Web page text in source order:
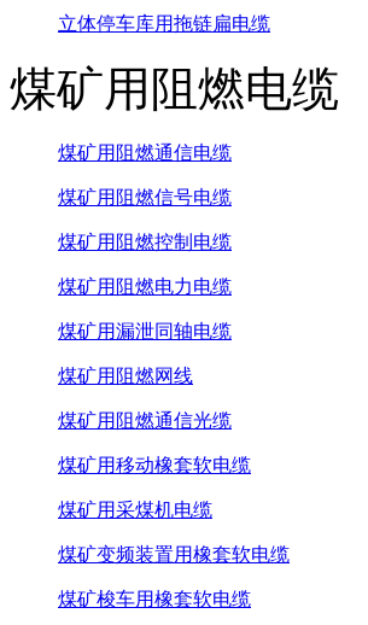
立体停车库用拖链扁电缆
煤矿用阻燃电缆
煤矿用阻燃通信电缆
煤矿用阻燃信号电缆
煤矿用阻燃控制电缆
煤矿用阻燃电力电缆
煤矿用漏泄同轴电缆
煤矿用阻燃网线
煤矿用阻燃通信光缆
煤矿用移动橡套软电缆
煤矿用采煤机电缆
煤矿变频装置用橡套软电缆
煤矿梭车用橡套软电缆